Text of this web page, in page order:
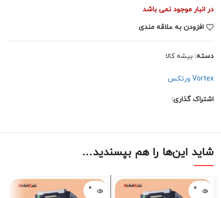
در انبار موجود نمی باشد
افزودن به علاقه مندی
دسته: بیشه کالا
Vortex ورتکس
اشتراک گذاری:
شاید این‌ها را هم بپسندید…
فروخته
شده
فروخته
شده